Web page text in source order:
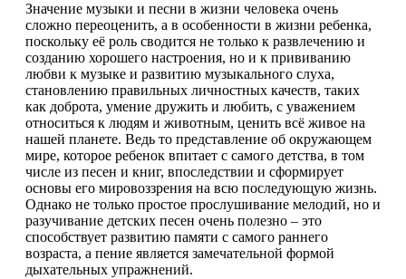
Значение музыки и песни в жизни человека очень
сложно переоценить, а в особенности в жизни ребенка,
поскольку её роль сводится не только к развлечению и
созданию хорошего настроения, но и к прививанию
любви к музыке и развитию музыкального слуха,
становлению правильных личностных качеств, таких
как доброта, умение дружить и любить, с уважением
относиться к людям и животным, ценить всё живое на
нашей планете. Ведь то представление об окружающем
мире, которое ребенок впитает с самого детства, в том
числе из песен и книг, впоследствии и сформирует
основы его мировоззрения на всю последующую жизнь.
Однако не только простое прослушивание мелодий, но и
разучивание детских песен очень полезно – это
способствует развитию памяти с самого раннего
возраста, а пение является замечательной формой
дыхательных упражнений.